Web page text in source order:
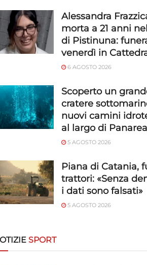
Alessandra
morta a 21 anni
di Pistinuna:
venerdì in
6 AGOSTO 2026
Scoperto un
cratere
nuovi camini
al largo di Panarea
5 AGOSTO 2026
Piana di Catania,
trattori: «Senza
i dati sono falsati»
5 AGOSTO 2026
SPORT